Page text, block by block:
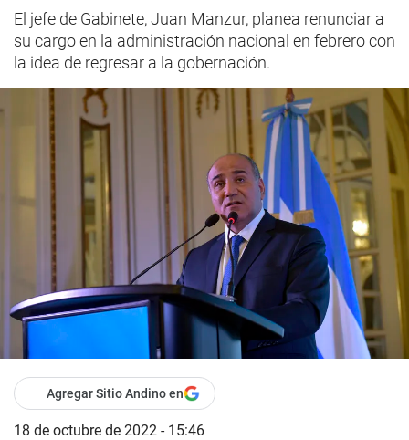
El jefe de Gabinete, Juan Manzur, planea renunciar a
su cargo en la administración nacional en febrero con
la idea de regresar a la gobernación.
Agregar Sitio Andino en
18 de octubre de 2022 - 15:46